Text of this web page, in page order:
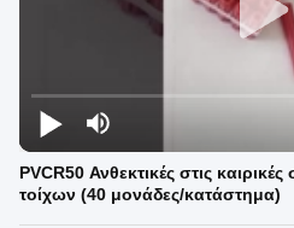
PVCR50 Ανθεκτικές στις
τοίχων (40 μονάδες/κατάστημα)